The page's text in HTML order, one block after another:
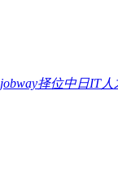
jobway择位中日IT